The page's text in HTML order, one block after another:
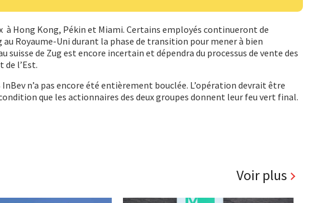
à Hong Kong, Pékin et Miami. Certains employés continueront de
au Royaume-Uni durant la phase de transition pour mener à bien
suisse de Zug est encore incertain et dépendra du processus de vente des
l’Est.
InBev n’a pas encore été entièrement bouclée. L’opération devrait être
que les actionnaires des deux groupes donnent leur feu vert final.
Voir plus